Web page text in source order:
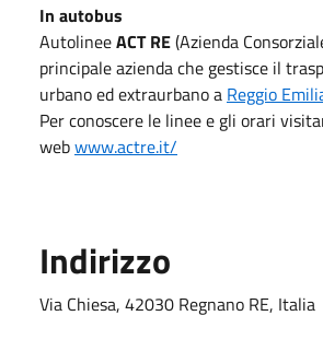
In autobus
AutolineeACT RE(Azienda
principale azienda che gestisce il
urbano ed extraurbano a Reggio
Per conoscere le linee e gli orari
webwww.actre.it/
Indirizzo
Via Chiesa, 42030 Regnano RE, Italia